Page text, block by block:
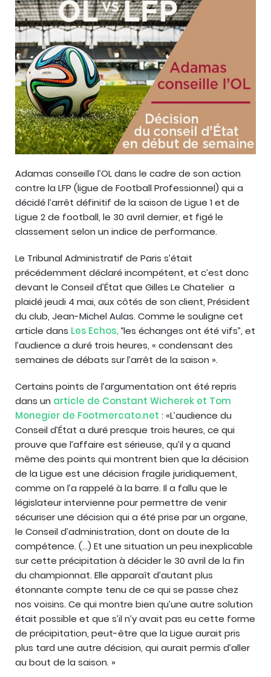
Adamas conseille l’OL dans le cadre de son action
contre la LFP (ligue de Football Professionnel) qui a
décidé l’arrêt définitif de la saison de Ligue 1 et de
Ligue 2 de football, le 30 avril dernier, et figé le
classement selon un indice de performance.
Le Tribunal Administratif de Paris s’était
précédemment déclaré incompétent, et c’est donc
devant le Conseil d’État que Gilles Le Chatelier a
plaidé jeudi 4 mai, aux côtés de son client, Président
du club, Jean-Michel Aulas. Comme le souligne cet
article dans Les Echos, “les échanges ont été vifs”, et
l’audience a duré trois heures, « condensant des
semaines de débats sur l’arrêt de la saison ».
Certains points de l’argumentation ont été repris
dans un article de Constant Wicherek et Tom
Monegier de Footmercato.net : «L’audience du
Conseil d’État a duré presque trois heures, ce qui
prouve que l’affaire est sérieuse, qu’il y a quand
même des points qui montrent bien que la décision
de la Ligue est une décision fragile juridiquement,
comme on l’a rappelé à la barre. Il a fallu que le
législateur intervienne pour permettre de venir
sécuriser une décision qui a été prise par un organe,
le Conseil d’administration, dont on doute de la
compétence. (…) Et une situation un peu inexplicable
sur cette précipitation à décider le 30 avril de la fin
du championnat. Elle apparaît d’autant plus
étonnante compte tenu de ce qui se passe chez
nos voisins. Ce qui montre bien qu’une autre solution
était possible et que s’il n’y avait pas eu cette forme
de précipitation, peut-être que la Ligue aurait pris
plus tard une autre décision, qui aurait permis d’aller
au bout de la saison. »